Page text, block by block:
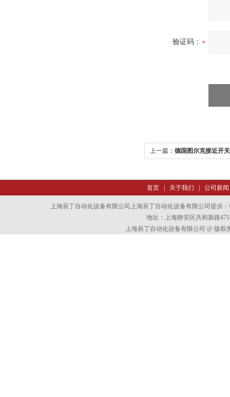
验证码：
上一篇： 德国图尔克接近开
首页| 关于我们 公司新闻
上海辰丁自动化设备有限公司上海辰丁自动化设备有限公司提供：
地址：上海静安区共和新路
上海辰丁自动化设备有限公司 @ 版权